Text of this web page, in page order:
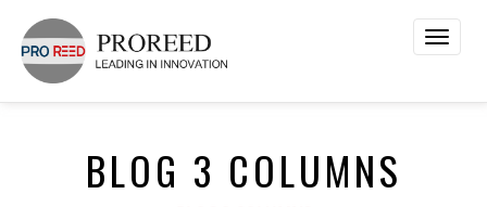
Toggle
BLOG 3 COLUMNS